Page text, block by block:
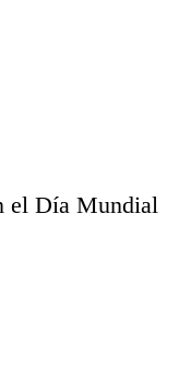
el Día Mundial